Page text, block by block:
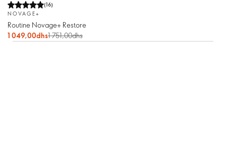
(16)
NOVAGE+
Routine Novage+ Restore
1 049,00dhs1 751,00dhs